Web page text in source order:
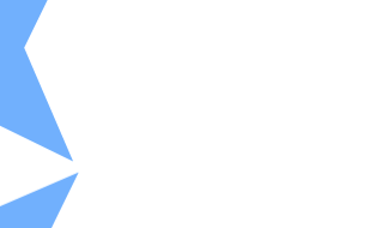
con efectivo en tu tienda más
efectivo
SEPA